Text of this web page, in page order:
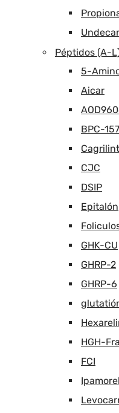
Péptidos (A-
5-
Aicar
BPC-157
CJC
DSIP
Epitalón
GHK-CU
GHRP-2
GHRP-6
HGH-
FCI